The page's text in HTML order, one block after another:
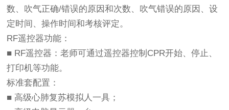
数、吹气正确/错误的原因和次数、吹气错误的原因、设
定时间、操作时间和考核评定。
RF遥控器功能：
■ RF遥控器：老师可通过遥控器控制CPR开始、停止、
打印机等功能。
标准套配置：
■ 高级心肺复苏模拟人一具；